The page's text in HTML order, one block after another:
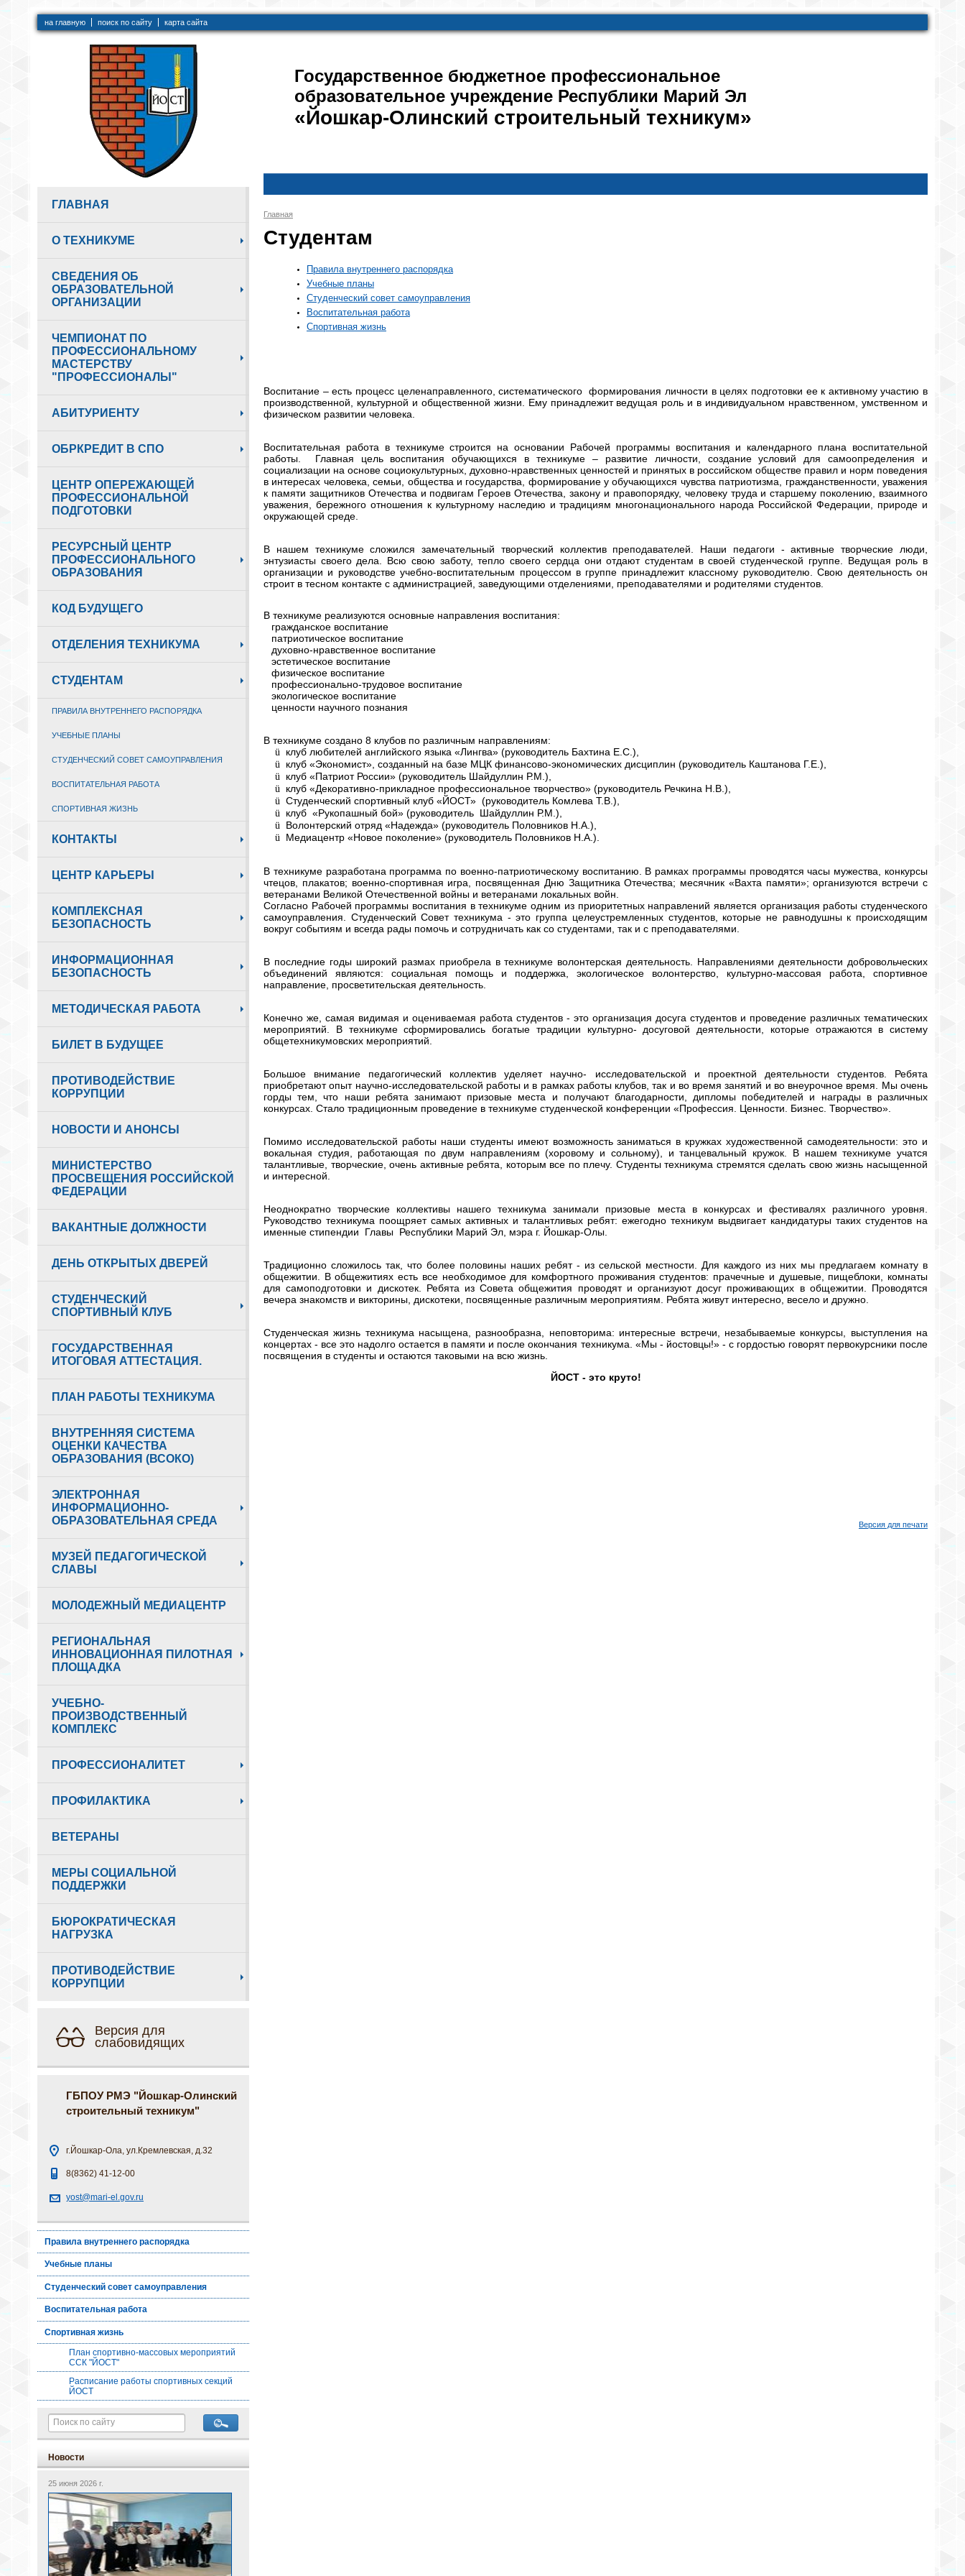
на главную поиск по сайту карта сайта
ГЛАВНАЯ
О ТЕХНИКУМЕ
СВЕДЕНИЯ ОБ
ОБРАЗОВАТЕЛЬНОЙ
ОРГАНИЗАЦИИ
ЧЕМПИОНАТ ПО
ПРОФЕССИОНАЛЬНОМУ
МАСТЕРСТВУ
"ПРОФЕССИОНАЛЫ"
АБИТУРИЕНТУ
ОБРКРЕДИТ В СПО
ЦЕНТР ОПЕРЕЖАЮЩЕЙ
ПРОФЕССИОНАЛЬНОЙ
ПОДГОТОВКИ
РЕСУРСНЫЙ ЦЕНТР
ПРОФЕССИОНАЛЬНОГО
ОБРАЗОВАНИЯ
КОД БУДУЩЕГО
ОТДЕЛЕНИЯ ТЕХНИКУМА
СТУДЕНТАМ
ПРАВИЛА ВНУТРЕННЕГО РАСПОРЯДКА
УЧЕБНЫЕ ПЛАНЫ
СТУДЕНЧЕСКИЙ СОВЕТ САМОУПРАВЛЕНИЯ
ВОСПИТАТЕЛЬНАЯ РАБОТА
СПОРТИВНАЯ ЖИЗНЬ
КОНТАКТЫ
ЦЕНТР КАРЬЕРЫ
КОМПЛЕКСНАЯ
БЕЗОПАСНОСТЬ
ИНФОРМАЦИОННАЯ
БЕЗОПАСНОСТЬ
МЕТОДИЧЕСКАЯ РАБОТА
БИЛЕТ В БУДУЩЕЕ
ПРОТИВОДЕЙСТВИЕ
КОРРУПЦИИ
НОВОСТИ И АНОНСЫ
МИНИСТЕРСТВО
ПРОСВЕЩЕНИЯ РОССИЙСКОЙ
ФЕДЕРАЦИИ
ВАКАНТНЫЕ ДОЛЖНОСТИ
ДЕНЬ ОТКРЫТЫХ ДВЕРЕЙ
СТУДЕНЧЕСКИЙ
СПОРТИВНЫЙ КЛУБ
ГОСУДАРСТВЕННАЯ
ИТОГОВАЯ АТТЕСТАЦИЯ.
ПЛАН РАБОТЫ ТЕХНИКУМА
ВНУТРЕННЯЯ СИСТЕМА
ОЦЕНКИ КАЧЕСТВА
ОБРАЗОВАНИЯ (ВСОКО)
ЭЛЕКТРОННАЯ
ИНФОРМАЦИОННО-
ОБРАЗОВАТЕЛЬНАЯ СРЕДА
МУЗЕЙ ПЕДАГОГИЧЕСКОЙ
СЛАВЫ
МОЛОДЕЖНЫЙ МЕДИАЦЕНТР
РЕГИОНАЛЬНАЯ
ИННОВАЦИОННАЯ ПИЛОТНАЯ
ПЛОЩАДКА
УЧЕБНО-
ПРОИЗВОДСТВЕННЫЙ
КОМПЛЕКС
ПРОФЕССИОНАЛИТЕТ
ПРОФИЛАКТИКА
ВЕТЕРАНЫ
МЕРЫ СОЦИАЛЬНОЙ
ПОДДЕРЖКИ
БЮРОКРАТИЧЕСКАЯ
НАГРУЗКА
ПРОТИВОДЕЙСТВИЕ
КОРРУПЦИИ
Версия для
слабовидящих
ГБПОУ РМЭ "Йошкар-Олинский
строительный техникум"
г.Йошкар-Ола, ул.Кремлевская, д.32
8(8362) 41-12-00
yost@mari-el.gov.ru
Правила внутреннего распорядка
Учебные планы
Студенческий совет самоуправления
Воспитательная работа
Спортивная жизнь
План спортивно-массовых мероприятий
ССК "ЙОСТ"
Расписание работы спортивных секций
ЙОСТ
Новости
25 июня 2026 г.
Государственное бюджетное профессиональное
образовательное учреждение Республики Марий Эл
«Йошкар-Олинский строительный техникум»
Главная
Студентам
Правила внутреннего распорядка
Учебные планы
Студенческий совет самоуправления
Воспитательная работа
Спортивная жизнь
Воспитание – есть процесс целенаправленного, систематического формирования личности в целях подготовки ее к активному участию в
производственной, культурной и общественной жизни. Ему принадлежит ведущая роль и в индивидуальном нравственном, умственном и
физическом развитии человека.
Воспитательная работа в техникуме строится на основании Рабочей программы воспитания и календарного плана воспитательной
работы. Главная цель воспитания обучающихся в техникуме – развитие личности, создание условий для самоопределения и
социализации на основе социокультурных, духовно-нравственных ценностей и принятых в российском обществе правил и норм поведения
в интересах человека, семьи, общества и государства, формирование у обучающихся чувства патриотизма, гражданственности, уважения
к памяти защитников Отечества и подвигам Героев Отечества, закону и правопорядку, человеку труда и старшему поколению, взаимного
уважения, бережного отношения к культурному наследию и традициям многонационального народа Российской Федерации, природе и
окружающей среде.
В нашем техникуме сложился замечательный творческий коллектив преподавателей. Наши педагоги - активные творческие люди,
энтузиасты своего дела. Всю свою заботу, тепло своего сердца они отдают студентам в своей студенческой группе. Ведущая роль в
организации и руководстве учебно-воспитательным процессом в группе принадлежит классному руководителю. Свою деятельность он
строит в тесном контакте с администрацией, заведующими отделениями, преподавателями и родителями студентов.
В техникуме реализуются основные направления воспитания:
гражданское воспитание
патриотическое воспитание
духовно-нравственное воспитание
эстетическое воспитание
физическое воспитание
профессионально-трудовое воспитание
экологическое воспитание
ценности научного познания
В техникуме создано 8 клубов по различным направлениям:
ü клуб любителей английского языка «Лингва» (руководитель Бахтина Е.С.),
ü клуб «Экономист», созданный на базе МЦК финансово-экономических дисциплин (руководитель Каштанова Г.Е.),
ü клуб «Патриот России» (руководитель Шайдуллин Р.М.),
ü клуб «Декоративно-прикладное профессиональное творчество» (руководитель Речкина Н.В.),
ü Студенческий спортивный клуб «ЙОСТ» (руководитель Комлева Т.В.),
ü клуб «Рукопашный бой» (руководитель Шайдуллин Р.М.),
ü Волонтерский отряд «Надежда» (руководитель Половников Н.А.),
ü Медиацентр «Новое поколение» (руководитель Половников Н.А.).
В техникуме разработана программа по военно-патриотическому воспитанию. В рамках программы проводятся часы мужества, конкурсы
чтецов, плакатов; военно-спортивная игра, посвященная Дню Защитника Отечества; месячник «Вахта памяти»; организуются встречи с
ветеранами Великой Отечественной войны и ветеранами локальных войн.
Согласно Рабочей программы воспитания в техникуме одним из приоритетных направлений является организация работы студенческого
самоуправления. Студенческий Совет техникума - это группа целеустремленных студентов, которые не равнодушны к происходящим
вокруг событиям и всегда рады помочь и сотрудничать как со студентами, так и с преподавателями.
В последние годы широкий размах приобрела в техникуме волонтерская деятельность. Направлениями деятельности добровольческих
объединений являются: социальная помощь и поддержка, экологическое волонтерство, культурно-массовая работа, спортивное
направление, просветительская деятельность.
Конечно же, самая видимая и оцениваемая работа студентов - это организация досуга студентов и проведение различных тематических
мероприятий. В техникуме сформировались богатые традиции культурно- досуговой деятельности, которые отражаются в систему
общетехникумовских мероприятий.
Большое внимание педагогический коллектив уделяет научно- исследовательской и проектной деятельности студентов. Ребята
приобретают опыт научно-исследовательской работы и в рамках работы клубов, так и во время занятий и во внеурочное время. Мы очень
горды тем, что наши ребята занимают призовые места и получают благодарности, дипломы победителей и награды в различных
конкурсах. Стало традиционным проведение в техникуме студенческой конференции «Профессия. Ценности. Бизнес. Творчество».
Помимо исследовательской работы наши студенты имеют возможность заниматься в кружках художественной самодеятельности: это и
вокальная студия, работающая по двум направлениям (хоровому и сольному), и танцевальный кружок. В нашем техникуме учатся
талантливые, творческие, очень активные ребята, которым все по плечу. Студенты техникума стремятся сделать свою жизнь насыщенной
и интересной.
Неоднократно творческие коллективы нашего техникума занимали призовые места в конкурсах и фестивалях различного уровня.
Руководство техникума поощряет самых активных и талантливых ребят: ежегодно техникум выдвигает кандидатуры таких студентов на
именные стипендии Главы Республики Марий Эл, мэра г. Йошкар-Олы.
Традиционно сложилось так, что более половины наших ребят - из сельской местности. Для каждого из них мы предлагаем комнату в
общежитии. В общежитиях есть все необходимое для комфортного проживания студентов: прачечные и душевые, пищеблоки, комнаты
для самоподготовки и дискотек. Ребята из Совета общежития проводят и организуют досуг проживающих в общежитии. Проводятся
вечера знакомств и викторины, дискотеки, посвященные различным мероприятиям. Ребята живут интересно, весело и дружно.
Студенческая жизнь техникума насыщена, разнообразна, неповторима: интересные встречи, незабываемые конкурсы, выступления на
концертах - все это надолго остается в памяти и после окончания техникума. «Мы - йостовцы!» - с гордостью говорят первокурсники после
посвящения в студенты и остаются таковыми на всю жизнь.
ЙОСТ - это круто!
Версия для печати